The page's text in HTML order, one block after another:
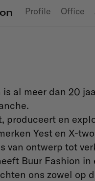
Profile Office
is al meer dan 20
produceert en
Yest en X-
van ontwerp tot
Buur Fashion in
ons zowel op